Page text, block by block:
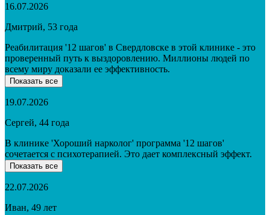
16.07.2026
Дмитрий, 53 года
Реабилитация '12 шагов' в Свердловске в этой клинике - это
проверенный путь к выздоровлению. Миллионы людей по
всему миру доказали ее эффективность.
Показать все
19.07.2026
Сергей, 44 года
В клинике 'Хороший нарколог' программа '12 шагов'
сочетается с психотерапией. Это дает комплексный эффект.
Показать все
22.07.2026
Иван, 49 лет